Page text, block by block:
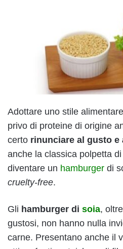
Adottare uno stile
privo di proteine di origine
certo rinunciare al gusto
anche la classica polpetta
diventare un hamburger di
cruelty-free.
Gli hamburger di soia,
gustosi, non hanno nulla
carne. Presentano anche il